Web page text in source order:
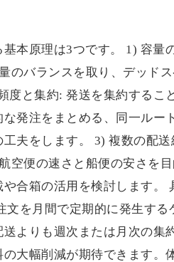
本原理は3つです。 1) 容量
のバランスを取り、デッド
度と集約: 発送を集約するこ
発注をまとめる、同一ルー
夫をします。 3) 複数の配送
空便の速さと船便の安さを
合箱の活用を検討します。
文を月間で定期的に発生する
よりも週次または月次の集
大幅削減が期待できます。